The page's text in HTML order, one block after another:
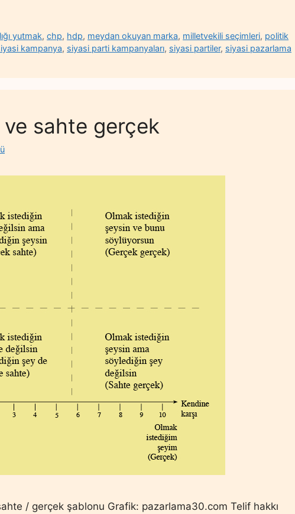
yutmak,chp, hdp, meydan okuyan marka, milletvekili seçimleri, politik
kampanya, siyasi parti kampanyaları, siyasi partiler, siyasi pazarlama
sahte gerçek
/ gerçek şablonu Grafik: pazarlama30.com Telif hakkı